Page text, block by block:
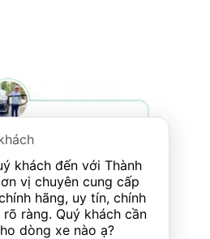
khách đến với Thành
vị chuyên cung cấp
hãng, uy tín, chính
rõ ràng. Quý khách cần
dòng xe nào ạ?